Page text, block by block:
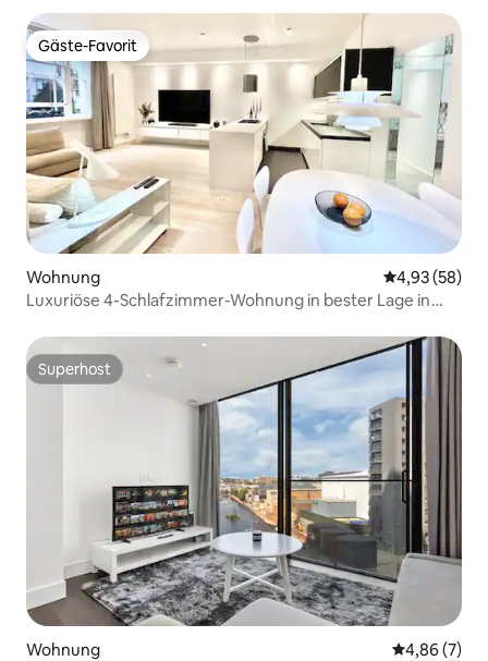
Gäste-Favorit
Gäste-Favorit
Wohnung
4,93 (58)
Luxuriöse 4-Schlafzimmer-Wohnung in bester Lage in
Superhost
Superhost
Wohnung
4,86 (7)